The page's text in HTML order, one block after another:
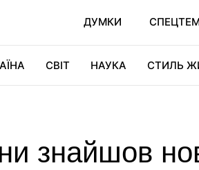
ДУМКИ
СВІТ НАУКА СТИЛЬ
знайшов